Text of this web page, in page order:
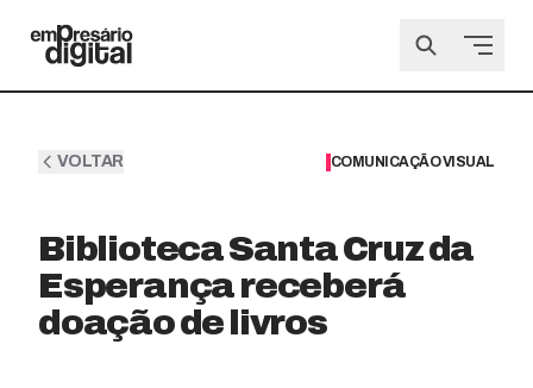
VOLTAR COMUNICAÇÃO VISUAL
Biblioteca Santa Cruz da
Esperança receberá
doação de livros